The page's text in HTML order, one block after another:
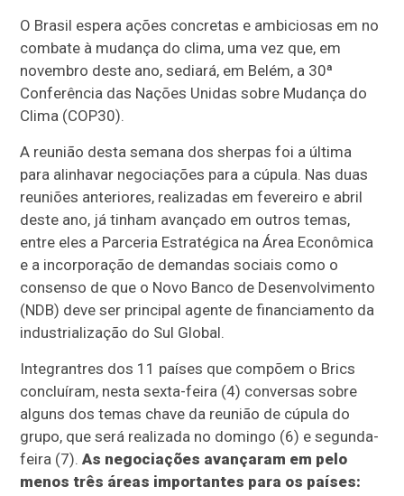
O Brasil espera ações concretas e ambiciosas em no
combate à mudança do clima, uma vez que, em
novembro deste ano, sediará, em Belém, a 30ª
Conferência das Nações Unidas sobre Mudança do
Clima (COP30).
A reunião desta semana dos sherpas foi a última
para alinhavar negociações para a cúpula. Nas duas
reuniões anteriores, realizadas em fevereiro e abril
deste ano, já tinham avançado em outros temas,
entre eles a Parceria Estratégica na Área Econômica
e a incorporação de demandas sociais como o
consenso de que o Novo Banco de Desenvolvimento
(NDB) deve ser principal agente de financiamento da
industrialização do Sul Global.
Integrantres dos 11 países que compõem o Brics
concluíram, nesta sexta-feira (4) conversas sobre
alguns dos temas chave da reunião de cúpula do
grupo, que será realizada no domingo (6) e segunda-
feira (7).As negociações avançaram em pelo
menos três áreas importantes para os países: